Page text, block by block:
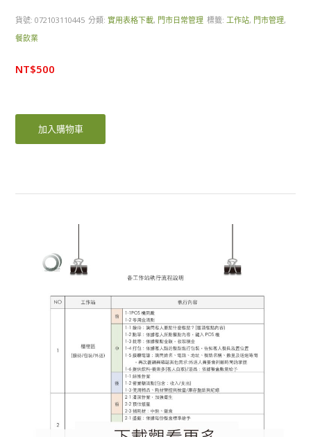
貨號: 072103110445 分類:實用表格下載, 門市日常管理 標籤:工作站, 門市管理,
餐飲業
NT$500
加入購物車